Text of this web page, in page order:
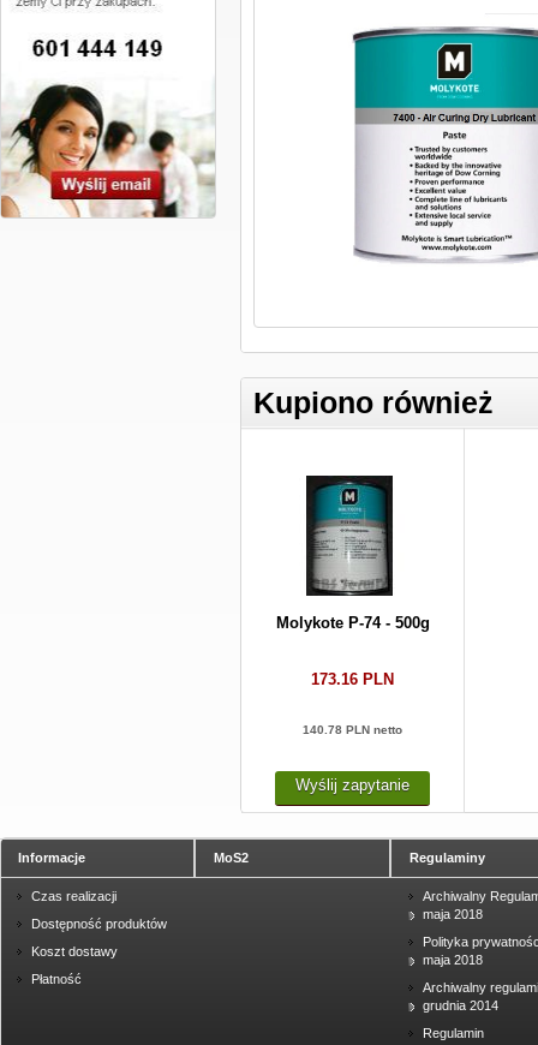
Kupiono również
Molykote P-74 - 500g
173.16 PLN
140.78 PLN netto
Wyślij zapytanie
Informacje
Czas realizacji
Dostępność produktów
Koszt dostawy
Płatność
MoS2 Regulaminy
Archiwalny
maja 2018
Polityka
maja 2018
Archiwalny
grudnia 2014
Regulamin